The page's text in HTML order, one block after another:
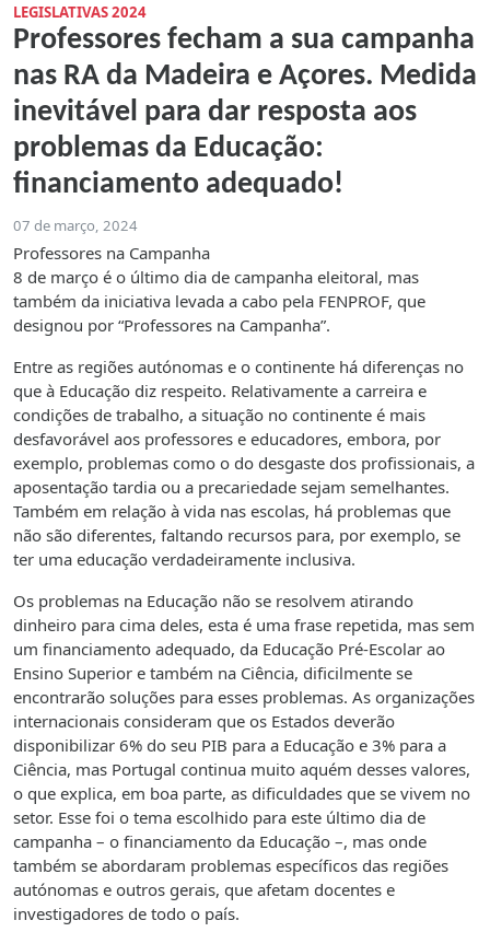
LEGISLATIVAS 2024
Professores fecham a sua campanha
nas RA da Madeira e Açores. Medida
inevitável para dar resposta aos
problemas da Educação:
financiamento adequado!
07 de março, 2024
Professores na Campanha
8 de março é o último dia de campanha eleitoral, mas
também da iniciativa levada a cabo pela FENPROF, que
designou por “Professores na Campanha”.
Entre as regiões autónomas e o continente há diferenças no
que à Educação diz respeito. Relativamente a carreira e
condições de trabalho, a situação no continente é mais
desfavorável aos professores e educadores, embora, por
exemplo, problemas como o do desgaste dos profissionais, a
aposentação tardia ou a precariedade sejam semelhantes.
Também em relação à vida nas escolas, há problemas que
não são diferentes, faltando recursos para, por exemplo, se
ter uma educação verdadeiramente inclusiva.
Os problemas na Educação não se resolvem atirando
dinheiro para cima deles, esta é uma frase repetida, mas sem
um financiamento adequado, da Educação Pré-Escolar ao
Ensino Superior e também na Ciência, dificilmente se
encontrarão soluções para esses problemas. As organizações
internacionais consideram que os Estados deverão
disponibilizar 6% do seu PIB para a Educação e 3% para a
Ciência, mas Portugal continua muito aquém desses valores,
o que explica, em boa parte, as dificuldades que se vivem no
setor. Esse foi o tema escolhido para este último dia de
campanha – o financiamento da Educação –, mas onde
também se abordaram problemas específicos das regiões
autónomas e outros gerais, que afetam docentes e
investigadores de todo o país.